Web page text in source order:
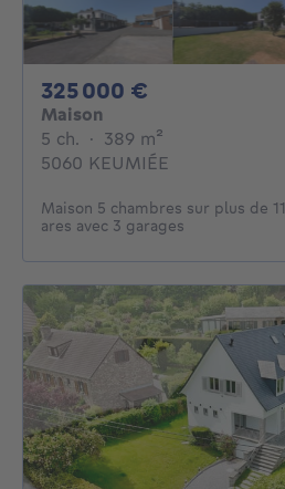
325 000 €
Maison
5 ch. 5 chambres
· 389 m²
5060 KEUMIÉE
Maison 5 chambres sur plus de 11
ares avec 3 garages